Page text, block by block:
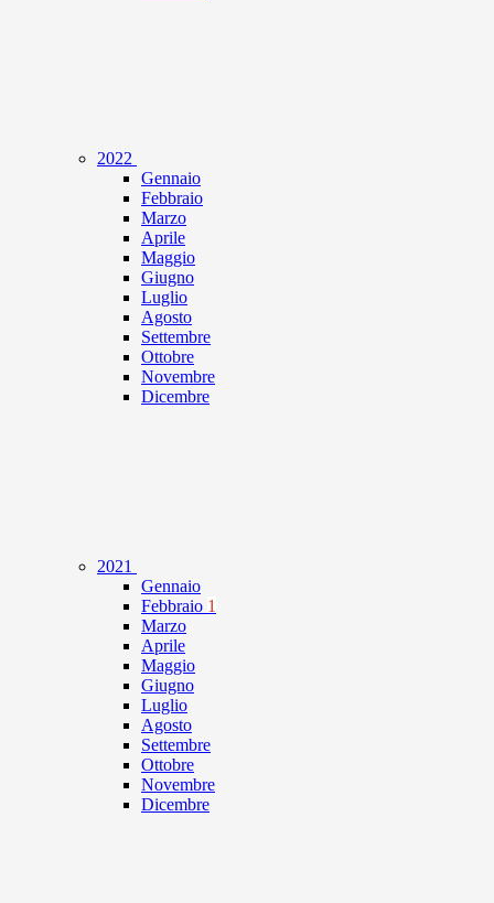
2022
Gennaio
Febbraio
Marzo
Aprile
Maggio
Giugno
Luglio
Agosto
Settembre
Ottobre
Novembre
Dicembre
2021
Gennaio
Febbraio 1
Marzo
Aprile
Maggio
Giugno
Luglio
Agosto
Settembre
Ottobre
Novembre
Dicembre